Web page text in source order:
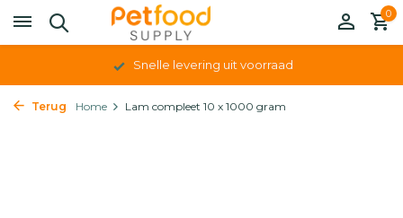
0
Snelle levering uit voorraad
Terug Home Lam compleet 10 x 1000 gram